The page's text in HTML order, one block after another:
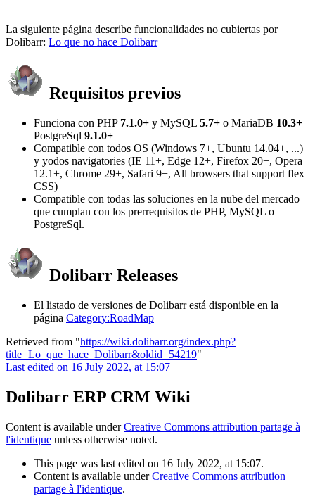
La siguiente página describe funcionalidades no cubiertas por
Dolibarr: Lo que no hace Dolibarr
Requisitos previos
Funciona con PHP 7.1.0+ y MySQL 5.7+ o MariaDB 10.3+
PostgreSql 9.1.0+
Compatible con todos OS (Windows 7+, Ubuntu 14.04+, ...)
y yodos navigatories (IE 11+, Edge 12+, Firefox 20+, Opera
12.1+, Chrome 29+, Safari 9+, All browsers that support flex
CSS)
Compatible con todas las soluciones en la nube del mercado
que cumplan con los prerrequisitos de PHP, MySQL o
PostgreSql.
Dolibarr Releases
El listado de versiones de Dolibarr está disponible en la
página Category:RoadMap
Retrieved from "https://wiki.dolibarr.org/index.php?
title=Lo_que_hace_Dolibarr&oldid=54219"
Last edited on 16 July 2022, at 15:07
Dolibarr ERP CRM Wiki
Content is available underCreative Commons attribution partage à
l'identique unless otherwise noted.
This page was last edited on 16 July 2022, at 15:07.
Content is available underCreative Commons attribution
partage à l'identique.